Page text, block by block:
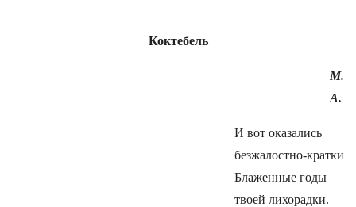
Коктебель
М.
А.
И вот оказались
безжалостно-кратки
Блаженные годы
твоей лихорадки.